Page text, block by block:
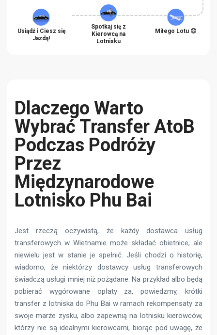
Usiądź i Ciesz się
Jazdą!
Spotkaj się z
Kierowcą na
Lotnisku
Miłego Lotu 😊
Dlaczego Warto
Wybrać Transfer AtoB
Podczas Podróży
Przez
Międzynarodowe
Lotnisko Phu Bai
Jest rzeczą oczywistą, że każdy dostawca usług
transferowych w Wietnamie może składać obietnice, ale
niewielu jest w stanie je spełnić. Jeśli chodzi o historię,
wiadomo, że niektórzy dostawcy usług transferowych
świadczą usługi mniej niż pożądane. Na przykład albo będą
pobierać wygórowane opłaty za, powiedzmy, krótki
transfer z lotniska do Phu Bai w ramach rekompensaty za
swoje marże zysku, albo zapewnią na lotnisku kierowców,
którzy nie są idealnymi kierowcami, biorąc pod uwagę, że